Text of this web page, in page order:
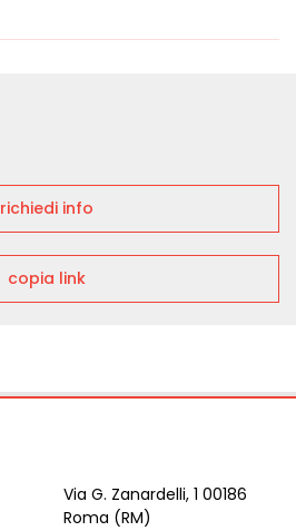
richiedi info
copia link
Via G. Zanardelli, 1 00186
Roma (RM)